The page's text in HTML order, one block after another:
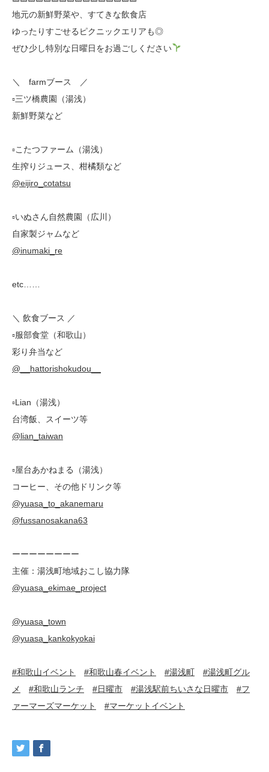
地元の新鮮野菜や、すてきな飲食店
ゆったりすごせるピクニックエリアも◎
ぜひ少し特別な日曜日をお過ごしください
＼ farmブース ／
▫︎三ツ橋農園（湯浅）
新鮮野菜など
▫︎こたつファーム（湯浅）
生搾りジュース、柑橘類など
@eijiro_cotatsu
▫︎いぬさん自然農園（広川）
自家製ジャムなど
@inumaki_re
etc……
＼ 飲食ブース ／
▫︎服部食堂（和歌山）
彩り弁当など
@__hattorishokudou__
▫︎Lian（湯浅）
台湾飯、スイーツ等
@lian_taiwan
▫︎屋台あかねまる（湯浅）
コーヒー、その他ドリンク等
@yuasa_to_akanemaru
@fussanosakana63
ーーーーーーーー
主催：湯浅町地域おこし協力隊
@yuasa_ekimae_project
@yuasa_town
@yuasa_kankokyokai
#和歌山イベント #和歌山春イベント #湯浅町
#湯浅町グル
メ
#和歌山ランチ #日曜市 #湯浅駅前ちいさな日曜市
#フ
ァーマーズマーケット
#マーケットイベント